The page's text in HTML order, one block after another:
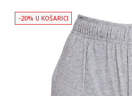
-20% U KOŠARICI